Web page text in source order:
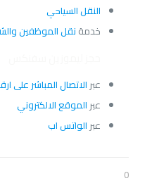
النقل السياحي
خدمة نقل الموظفين
عبر الاتصال المباشر على
عبر الموقع الالكتروني
عبر الواتس اب
0